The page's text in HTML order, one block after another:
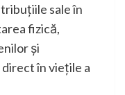
sale în
fizică,
și
în viețile a